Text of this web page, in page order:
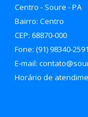
Centro - Soure - PA
Bairro: Centro
CEP: 68870-000
Fone: (91) 98340-2591
E-mail:
Horário de